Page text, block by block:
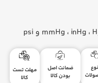
، inHg ، mmHg و psi
ضمانت اصل
بودن کالا
مهلت تست
کالا